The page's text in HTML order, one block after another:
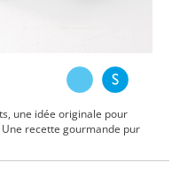
une idée originale pour
recette gourmande pur